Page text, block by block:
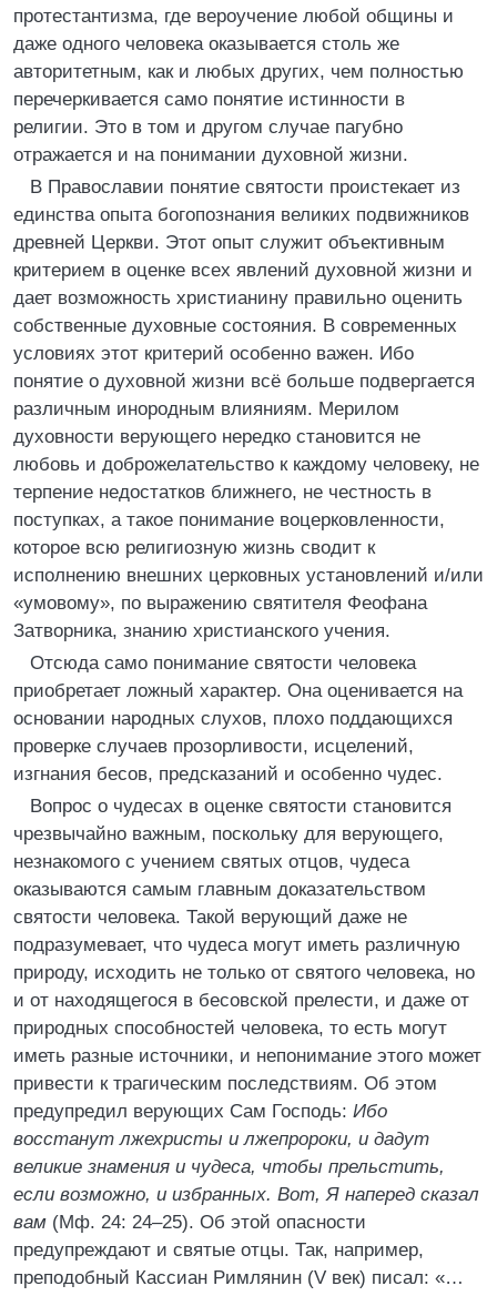
протестантизма, где вероучение любой общины и
даже одного человека оказывается столь же
авторитетным, как и любых других, чем полностью
перечеркивается само понятие истинности в
религии. Это в том и другом случае пагубно
отражается и на понимании духовной жизни.
В Православии понятие святости проистекает из
единства опыта богопознания великих подвижников
древней Церкви. Этот опыт служит объективным
критерием в оценке всех явлений духовной жизни и
дает возможность христианину правильно оценить
собственные духовные состояния. В современных
условиях этот критерий особенно важен. Ибо
понятие о духовной жизни всё больше подвергается
различным инородным влияниям. Мерилом
духовности верующего нередко становится не
любовь и доброжелательство к каждому человеку, не
терпение недостатков ближнего, не честность в
поступках, а такое понимание воцерковленности,
которое всю религиозную жизнь сводит к
исполнению внешних церковных установлений и/или
«умовому», по выражению святителя Феофана
Затворника, знанию христианского учения.
Отсюда само понимание святости человека
приобретает ложный характер. Она оценивается на
основании народных слухов, плохо поддающихся
проверке случаев прозорливости, исцелений,
изгнания бесов, предсказаний и особенно чудес.
Вопрос о чудесах в оценке святости становится
чрезвычайно важным, поскольку для верующего,
незнакомого с учением святых отцов, чудеса
оказываются самым главным доказательством
святости человека. Такой верующий даже не
подразумевает, что чудеса могут иметь различную
природу, исходить не только от святого человека, но
и от находящегося в бесовской прелести, и даже от
природных способностей человека, то есть могут
иметь разные источники, и непонимание этого может
привести к трагическим последствиям. Об этом
предупредил верующих Сам Господь: Ибо
восстанут лжехристы и лжепророки, и дадут
великие знамения и чудеса, чтобы прельстить,
если возможно, и избранных. Вот, Я наперед сказал
вам (Мф. 24: 24–25). Об этой опасности
предупреждают и святые отцы. Так, например,
преподобный Кассиан Римлянин (V век) писал: «…